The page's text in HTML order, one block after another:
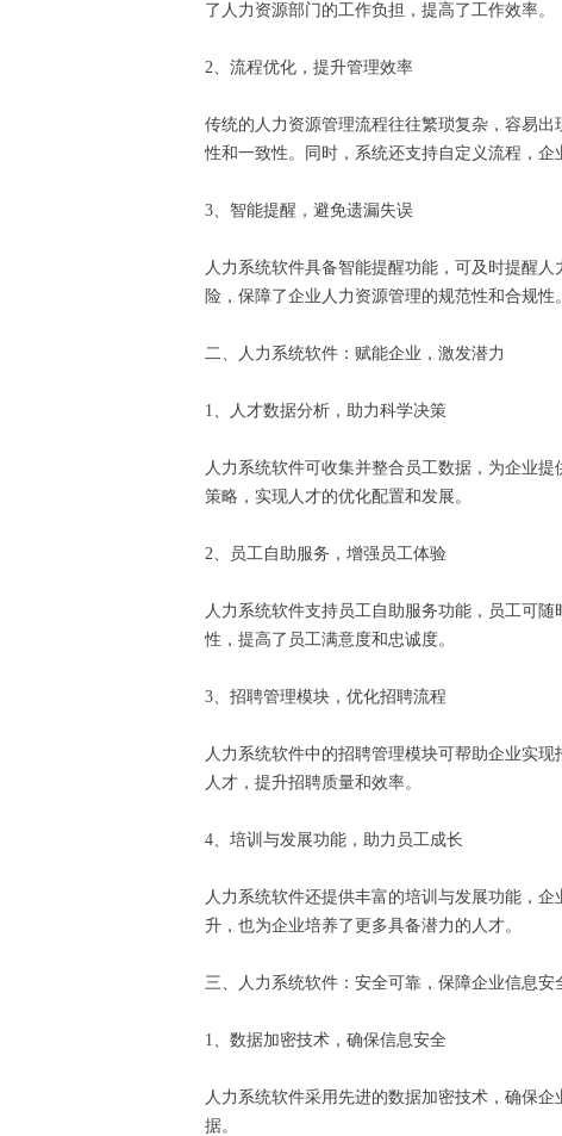
了人力资源部门的工作负担，提高了工作效率。
2、流程优化，提升管理效率
传统的人力资源管理流程往往繁琐复杂，容易
性和一致性。同时，系统还支持自定义流程，
3、智能提醒，避免遗漏失误
人力系统软件具备智能提醒功能，可及时提醒
险，保障了企业人力资源管理的规范性和合规性
二、人力系统软件：赋能企业，激发潜力
1、人才数据分析，助力科学决策
人力系统软件可收集并整合员工数据，为企业
策略，实现人才的优化配置和发展。
2、员工自助服务，增强员工体验
人力系统软件支持员工自助服务功能，员工可
性，提高了员工满意度和忠诚度。
3、招聘管理模块，优化招聘流程
人力系统软件中的招聘管理模块可帮助企业实
人才，提升招聘质量和效率。
4、培训与发展功能，助力员工成长
人力系统软件还提供丰富的培训与发展功能，
升，也为企业培养了更多具备潜力的人才。
三、人力系统软件：安全可靠，保障企业信息安
1、数据加密技术，确保信息安全
人力系统软件采用先进的数据加密技术，确保
据。